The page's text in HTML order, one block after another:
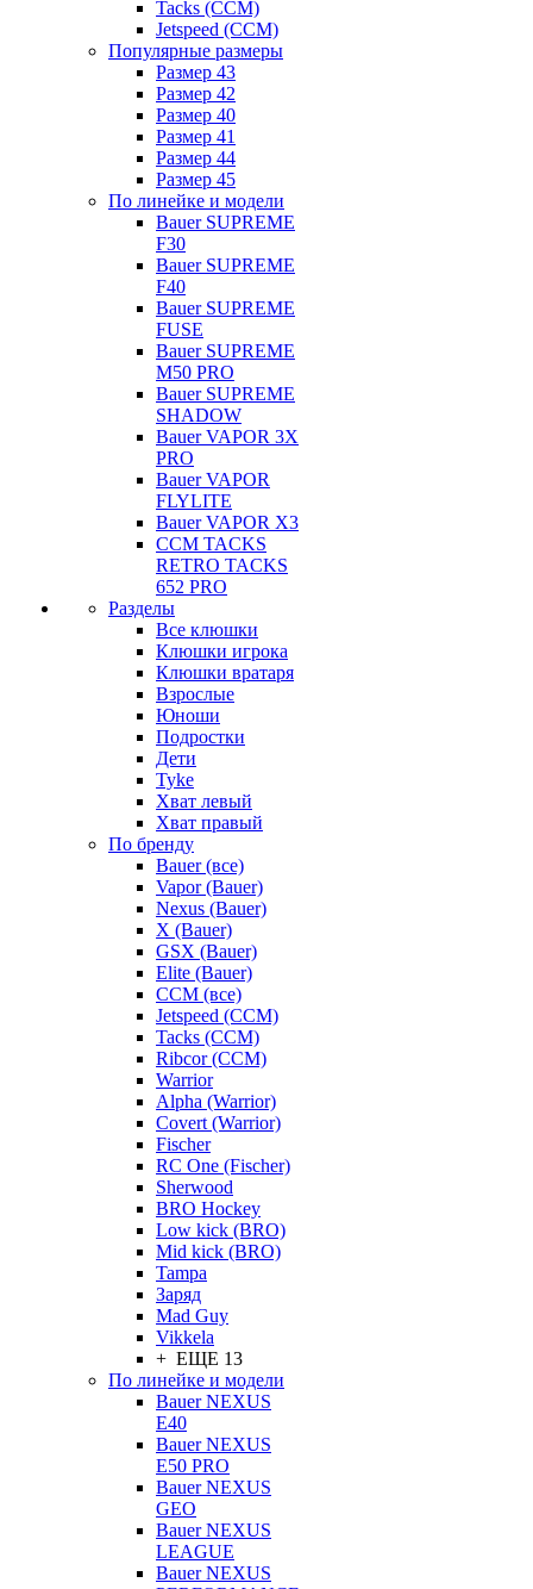
Tacks (CCM)
Jetspeed (CCM)
Популярные размеры
Размер 43
Размер 42
Размер 40
Размер 41
Размер 44
Размер 45
По линейке и модели
Bauer SUPREME
F30
Bauer SUPREME
F40
Bauer SUPREME
FUSE
Bauer SUPREME
M50 PRO
Bauer SUPREME
SHADOW
Bauer VAPOR 3X
PRO
Bauer VAPOR
FLYLITE
Bauer VAPOR X3
CCM TACKS
RETRO TACKS
652 PRO
Разделы
Все клюшки
Клюшки игрока
Клюшки вратаря
Взрослые
Юноши
Подростки
Дети
Tyke
Хват левый
Хват правый
По бренду
Bauer (все)
Vapor (Bauer)
Nexus (Bauer)
X (Bauer)
GSX (Bauer)
Elite (Bauer)
CCM (все)
Jetspeed (CCM)
Tacks (CCM)
Ribcor (CCM)
Warrior
Alpha (Warrior)
Covert (Warrior)
Fischer
RC One (Fischer)
Sherwood
BRO Hockey
Low kick (BRO)
Mid kick (BRO)
Tampa
Заряд
Mad Guy
Vikkela
+ ЕЩЕ 13
По линейке и модели
Bauer NEXUS
E40
Bauer NEXUS
E50 PRO
Bauer NEXUS
GEO
Bauer NEXUS
LEAGUE
Bauer NEXUS